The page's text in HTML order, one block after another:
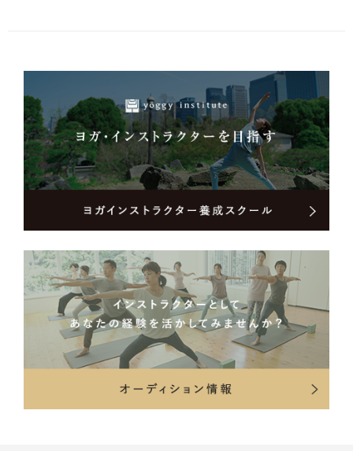
studio yoggy ティーチャー・トレーニング（TTC）
studio yoggy ヨガアナトミー・インテンシヴコース(YAC)
studio yoggy ティーチャー・スキルアップ・トレーニングコース
（TSTC）
studio yoggy アーサナ・インテンシヴコース（AI）
シニアヨガTT修了
セラピューティックトレーニング修了
更年期障害をサポートするヨガ指導者養成講座修了
ヨガの杜陰ヨガ伝道師養成講座修了
トラウマアプローチヨガ修了
リストラティブヨガＴＴ修了
臓活ヨガインストラクター養成コース修了
yoga immersions course w/Bera saumick Yoga therapy basic